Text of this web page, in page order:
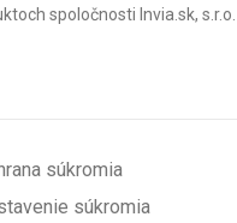
spoločnosti Invia.sk, s.r.o.
súkromia
súkromia